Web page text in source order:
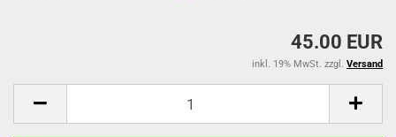
45.00 EUR
inkl. 19% MwSt. zzgl. Versand